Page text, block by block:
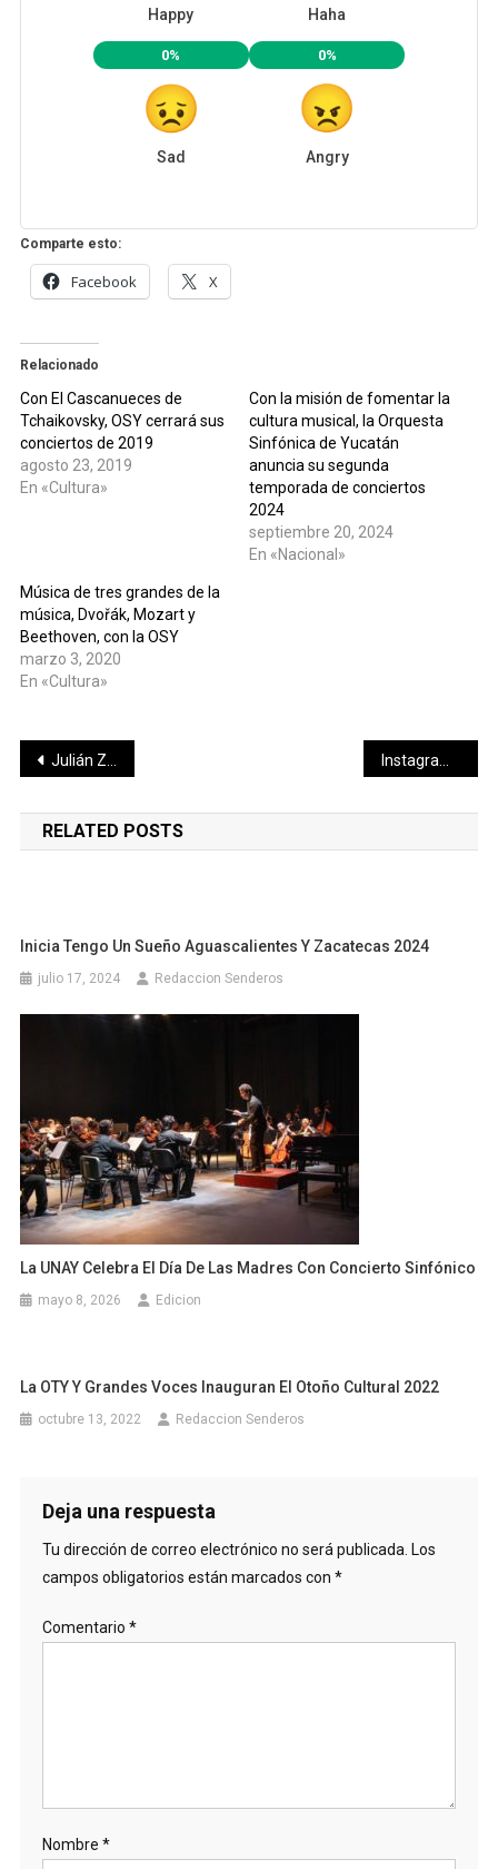
Happy Haha
0%
Sad
0%
Angry
Comparte esto:
Facebook X
Relacionado
Con El Cascanueces de
Tchaikovsky, OSY cerrará sus
conciertos de 2019
agosto 23, 2019
En «Cultura»
Con la misión de fomentar la
cultura musical, la Orquesta
Sinfónica de Yucatán
anuncia su segunda
temporada de conciertos
2024
septiembre 20, 2024
En «Nacional»
Música de tres grandes de la
música, Dvořák, Mozart y
Beethoven, con la OSY
marzo 3, 2020
En «Cultura»
Navegación
de
entradas
Julián Zacarías Curi visita a las nuevas cuadrillas de Servicios Públicos que reforzarán la limpieza en el puerto y comisarías
RELATED POSTS
Inicia Tengo Un Sueño Aguascalientes Y Zacatecas 2024
julio 17, 2024 Redaccion Senderos
La UNAY Celebra El Día De Las Madres Con Concierto Sinfónico
mayo 8, 2026 Edicion
La OTY Y Grandes Voces Inauguran El Otoño Cultural 2022
octubre 13, 2022 Redaccion Senderos
Deja una respuesta
Tu dirección de correo electrónico no será publicada. Los
campos obligatorios están marcados con *
Comentario *
Nombre *